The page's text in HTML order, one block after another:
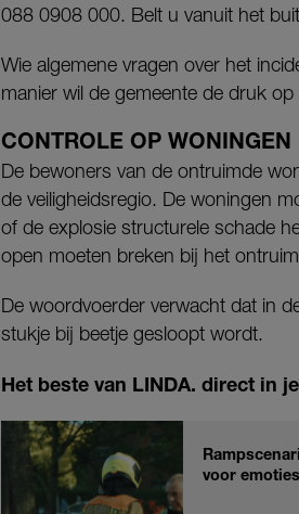
088 0908 000. Belt u vanuit het
Wie algemene vragen over het
manier wil de gemeente de druk
CONTROLE OP WONINGEN
De bewoners van de ontruimde
de veiligheidsregio. De woningen
of de explosie structurele schade
open moeten breken bij het
De woordvoerder verwacht dat in
stukje bij beetje gesloopt wordt.
Het beste van LINDA. direct in
voor